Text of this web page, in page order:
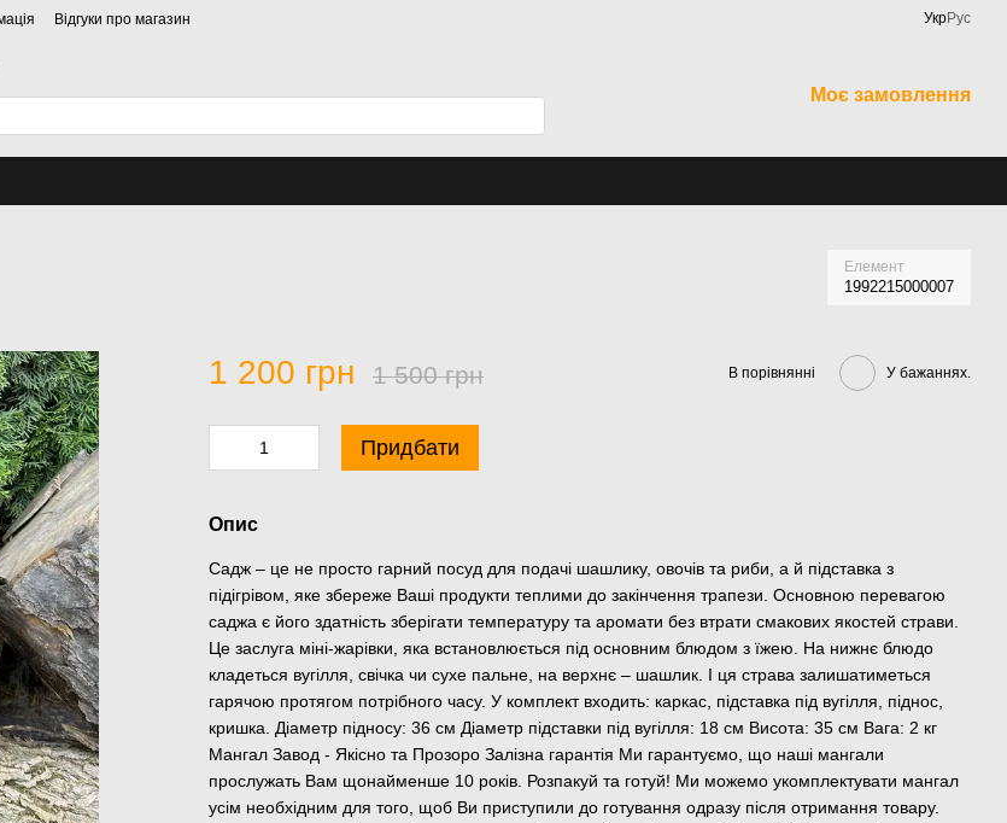
Відгуки про магазин УкрРус
Моє замовлення
Елемент
1992215000007
1 200 грн 1 500 грн В порівнянні У бажаннях.
Придбати
Опис
Садж – це не просто гарний посуд для подачі шашлику, овочів та риби, а й підставка з
підігрівом, яке збереже Ваші продукти теплими до закінчення трапези. Основною перевагою
саджа є його здатність зберігати температуру та аромати без втрати смакових якостей страви.
Це заслуга міні-жарівки, яка встановлюється під основним блюдом з їжею. На нижнє блюдо
кладеться вугілля, свічка чи сухе пальне, на верхнє – шашлик. І ця страва залишатиметься
гарячою протягом потрібного часу. У комплект входить: каркас, підставка під вугілля, піднос,
кришка. Діаметр підносу: 36 см Діаметр підставки під вугілля: 18 см Висота: 35 см Вага: 2 кг
Мангал Завод - Якісно та Прозоро Залізна гарантія Ми гарантуємо, що наші мангали
прослужать Вам щонайменше 10 років. Розпакуй та готуй! Ми можемо укомплектувати мангал
усім необхідним для того, щоб Ви приступили до готування одразу після отримання товару.